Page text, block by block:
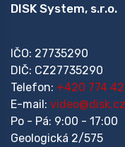
DISK System, s.r.o.
IČO: 27735290
DIČ: CZ27735290
Telefon: +420 774
E-mail: video@disk.cz
Po - Pá: 9:00 - 17:00
Geologická 2/575